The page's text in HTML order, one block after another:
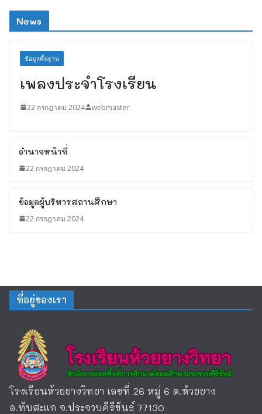
News
ข้อมูลพื้นฐาน
เพลงประจำโรงเรียน
22 กรกฎาคม 2024 webmaster
อำนาจหน้าที่
22 กรกฎาคม 2024
ข้อมูลผู้บริหารสถานศึกษา
22 กรกฎาคม 2024
ที่อยู่ของเรา
โรงเรียนห้วยยางวิทยา เลขที่ 26 หมู่ 6 ต.ห้วยยาง
อ.ทับสะแก จ.ประจวบคีรีขันธ์ 77130